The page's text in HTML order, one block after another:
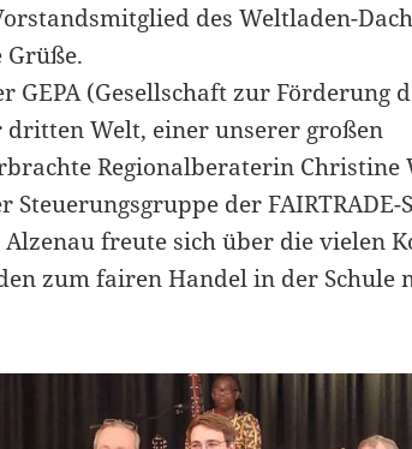
des Weltladen-
GEPA (Gesellschaft zur Förderung
Welt, einer unserer großen
Regionalberaterin Christine
Steuerungsgruppe der FAIRTRADE-
freute sich über die vielen
zum fairen Handel in der Schule